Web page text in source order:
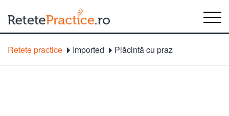
Retete practice Imported Plăcintă cu praz